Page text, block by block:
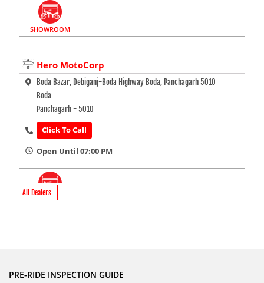
SHOWROOM
Hero MotoCorp
Boda Bazar, Debiganj-Boda Highway Boda, Panchagarh 5010
Boda
Panchagarh - 5010
Click To Call
Open Until 07:00 PM
SHOWROOM
All Dealers
PRE-RIDE INSPECTION GUIDE